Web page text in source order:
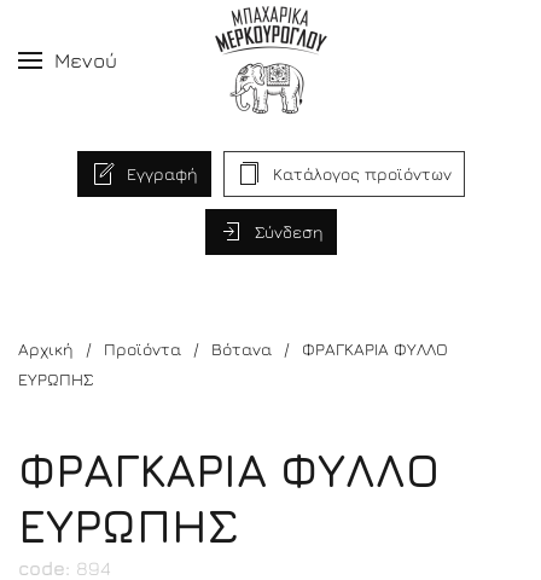
Μενού
Εγγραφή Κατάλογος προϊόντων
Σύνδεση
Αρχική Προϊόντα Βότανα
ΦΡΑΓΚΑΡΙΑ ΦΥΛΛΟ
ΕΥΡΩΠΗΣ
ΦΡΑΓΚΑΡΙΑ ΦΥΛΛΟ
ΕΥΡΩΠΗΣ
code: 894